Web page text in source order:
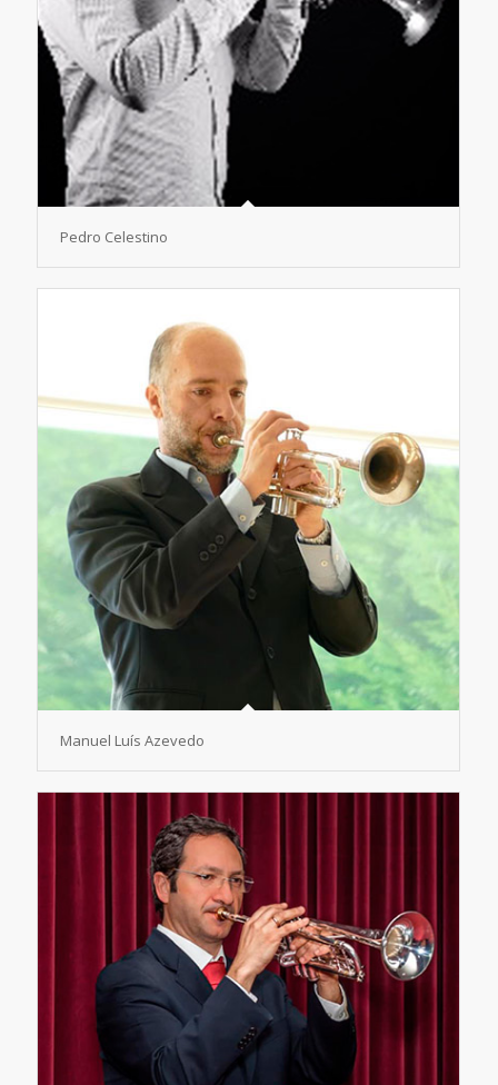
Pedro Celestino
Manuel Luís Azevedo